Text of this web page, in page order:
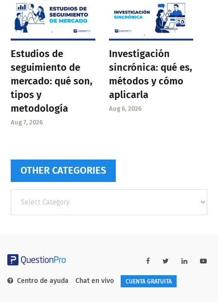
Estudios de
seguimiento de
mercado: qué son,
tipos y
metodología
Aug 7, 2026
Investigación
sincrónica: qué es,
métodos y cómo
aplicarla
Aug 6, 2026
OTHER CATEGORIES
categories
Centro de ayuda Chat en vivo CUENTA GRATUITA